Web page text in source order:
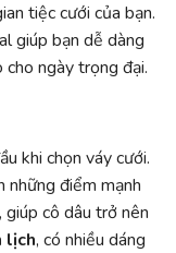
tiệc cưới của bạn.
giúp bạn dễ dàng
ngày trọng đại.
khi chọn váy cưới.
điểm mạnh
cô dâu trở nên
lịch, có nhiều dáng